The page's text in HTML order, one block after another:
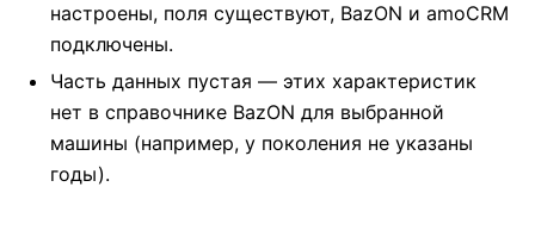
настроены, поля существуют, BazON и amoCRM
подключены.
Часть данных пустая — этих характеристик
нет в справочнике BazON для выбранной
машины (например, у поколения не указаны
годы).